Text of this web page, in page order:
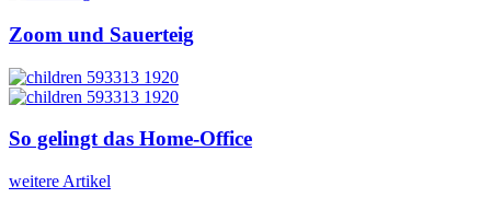
Zoom und Sauerteig
So gelingt das Home-Office
weitere Artikel